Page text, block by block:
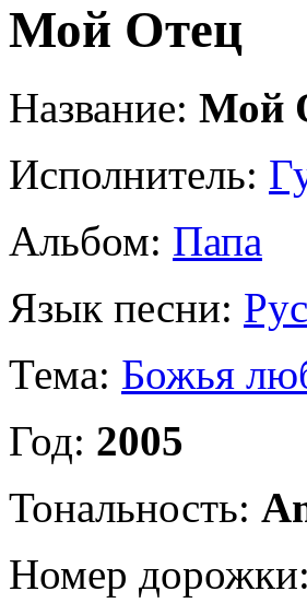
Мой Отец
Название: Мой
Исполнитель:
Альбом: Папа
Язык песни:
Тема: Божья
Год: 2005
Тональность:
Номер дорожки: